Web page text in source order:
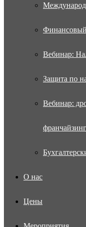
Вебинар:
Защита по
Вебинар:
франчайзинг
О нас
Цены